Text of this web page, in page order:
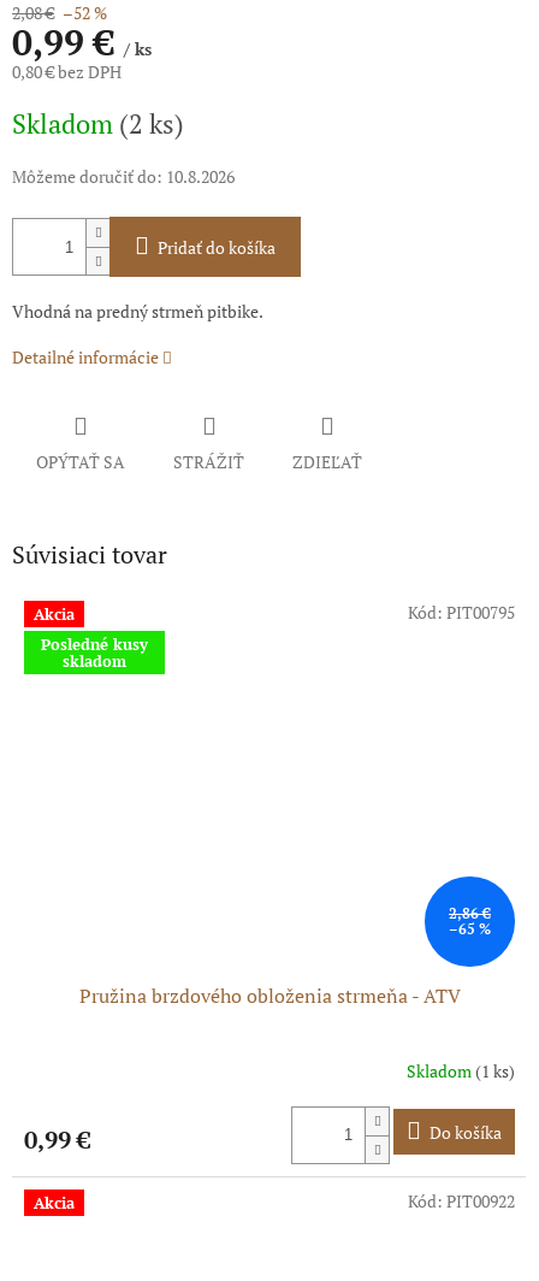
2,08 € –52 %
0,99 €/ ks
0,80 € bez DPH
cena:
Skladom (2 ks)
Môžeme doručiť do: 10.8.2026
Pridať do košíka
Vhodná na predný strmeň pitbike.
Detailné informácie
OPÝTAŤ SA STRÁŽIŤ ZDIEĽAŤ
Súvisiaci tovar
Akcia
Posledné kusy
skladom
2,86 €
–65 %
Pružina brzdového obloženia strmeňa - ATV
Skladom(1 ks)
0,99 € Do košíka
Kód: PIT00795
Akcia Kód: PIT00922